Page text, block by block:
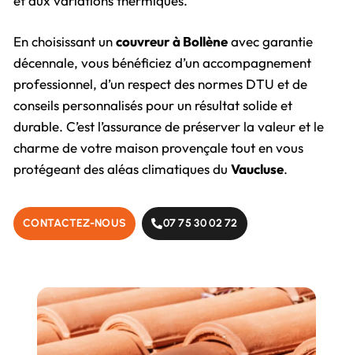
En choisissant uncouvreur à Bollèneavec garantie
décennale, vous bénéficiez d’un accompagnement
professionnel, d’un respect des normes DTU et de
conseils personnalisés pour un résultat solide et
durable. C’est l’assurance de préserver la valeur et le
charme de votre maison provençale tout en vous
protégeant des aléas climatiques du Vaucluse.
CONTACTEZ-NOUS 07 75 30 02 72